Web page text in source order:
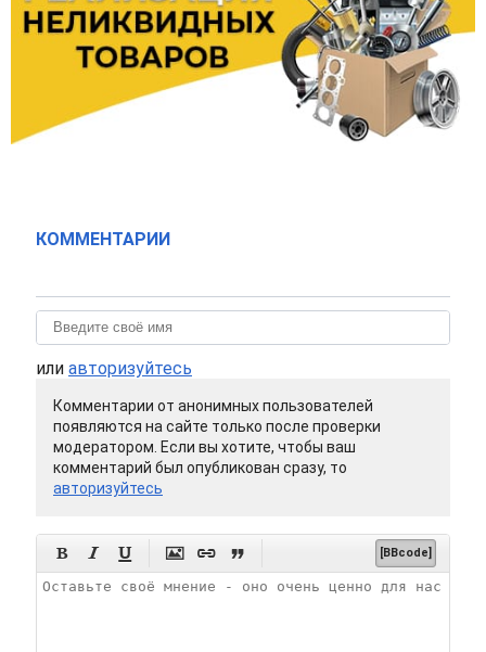
КОММЕНТАРИИ
или авторизуйтесь
Комментарии от анонимных пользователей
появляются на сайте только после проверки
модератором. Если вы хотите, чтобы ваш
комментарий был опубликован сразу, то
авторизуйтесь
      [BBcode]